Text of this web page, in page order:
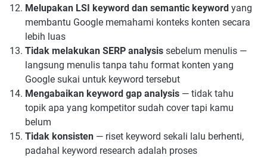
Melupakan LSI keyword dan semantic keyword yang
membantu Google memahami konteks konten secara
lebih luas
Tidak melakukan SERP analysis sebelum menulis —
langsung menulis tanpa tahu format konten yang
Google sukai untuk keyword tersebut
Mengabaikan keyword gap analysis — tidak tahu
topik apa yang kompetitor sudah cover tapi kamu
belum
Tidak konsisten — riset keyword sekali lalu berhenti,
padahal keyword research adalah proses